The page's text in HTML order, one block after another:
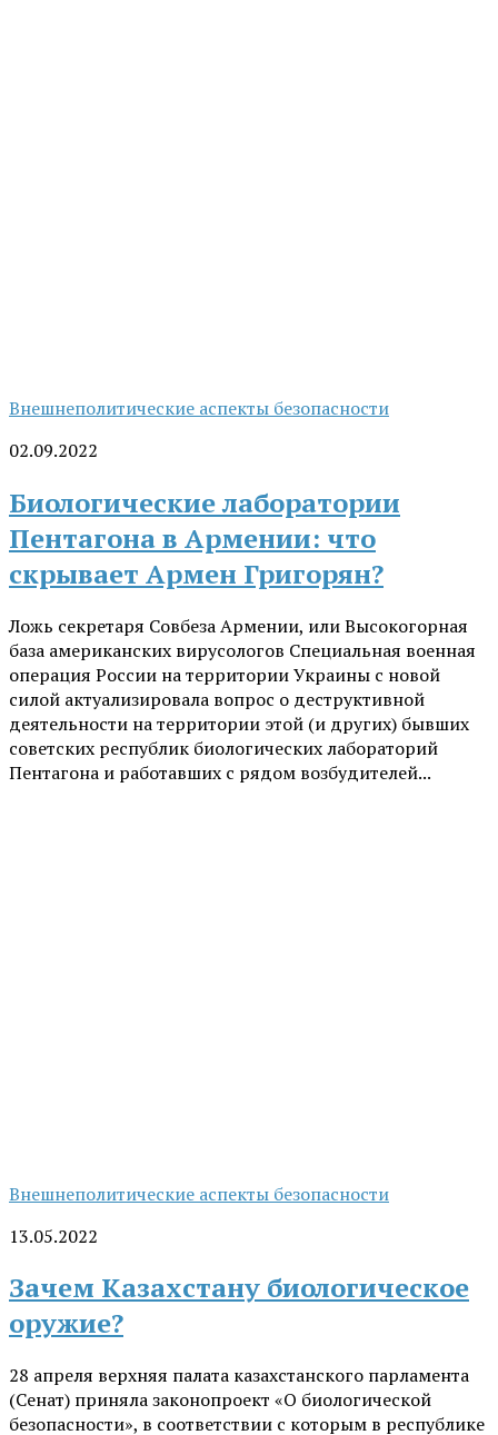
Внешнеполитические аспекты безопасности
02.09.2022
Биологические лаборатории
Пентагона в Армении: что
скрывает Армен Григорян?
Ложь секретаря Совбеза Армении, или Высокогорная
база американских вирусологов Специальная военная
операция России на территории Украины с новой
силой актуализировала вопрос о деструктивной
деятельности на территории этой (и других) бывших
советских республик биологических лабораторий
Пентагона и работавших с рядом возбудителей...
Внешнеполитические аспекты безопасности
13.05.2022
Зачем Казахстану биологическое
оружие?
28 апреля верхняя палата казахстанского парламента
(Сенат) приняла законопроект «О биологической
безопасности», в соответствии с которым в республике